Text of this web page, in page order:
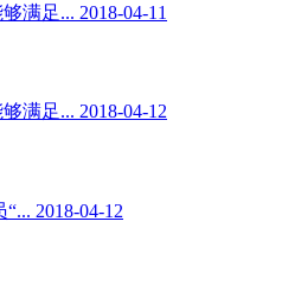
满足... 2018-04-11
满足... 2018-04-12
2018-04-12